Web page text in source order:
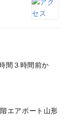
間３時間前か
エアポート山形